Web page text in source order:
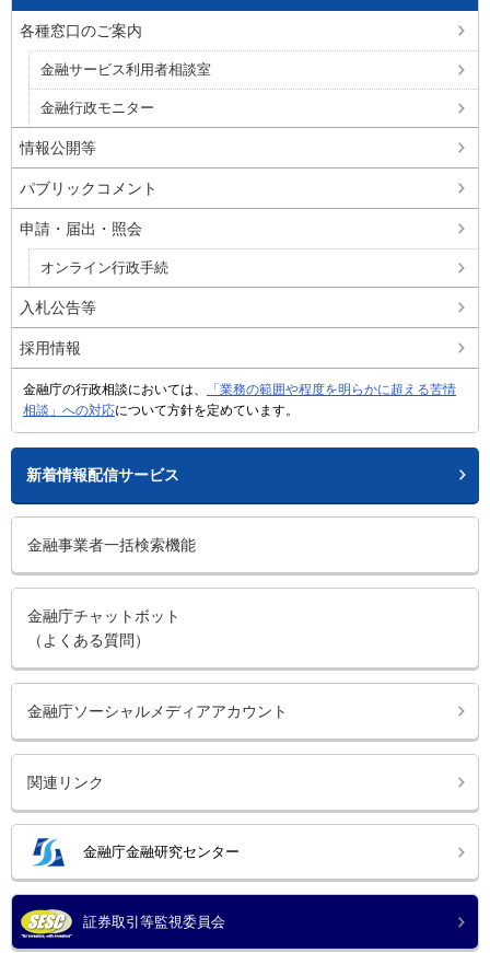
各種窓口のご案内
金融サービス利用者相談室
金融行政モニター
情報公開等
パブリックコメント
申請・届出・照会
オンライン行政手続
入札公告等
採用情報
金融庁の行政相談においては、
「業務の範囲や程度を明らかに超える苦情
相談」への対応について方針を定めています。
新着情報配信サービス
金融事業者一括検索機能
金融庁チャットボット
（よくある質問）
金融庁ソーシャルメディアアカウント
関連リンク
金融庁金融研究センター
証券取引等監視委員会